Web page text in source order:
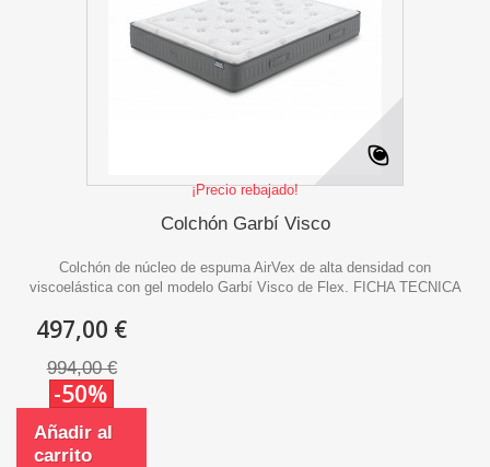
¡Precio rebajado!
Colchón Garbí Visco
Colchón de núcleo de espuma AirVex de alta densidad con
viscoelástica con gel modelo Garbí Visco de Flex. FICHA TECNICA
497,00 €
994,00 €
-50%
Añadir al
carrito